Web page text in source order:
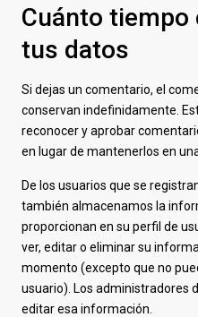
Cuánto
tus datos
Si dejas un comentario, el
conservan indefinidamente.
reconocer y aprobar
en lugar de mantenerlos en
De los usuarios que se
también almacenamos la
proporcionan en su perfil de
ver, editar o eliminar su
momento (excepto que no
usuario). Los administradores
editar esa información.